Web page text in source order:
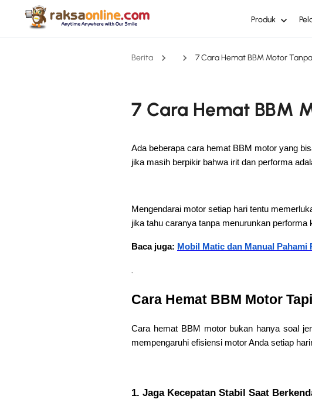
Produk
Berita 7 Cara Hemat BBM Motor
7 Cara Hemat BBM
Ada beberapa cara hemat BBM motor yang
jika masih berpikir bahwa irit dan performa
Mengendarai motor setiap hari tentu
jika tahu caranya tanpa menurunkan performa
Baca juga: Mobil Matic dan Manual Pahami
.
Cara Hemat BBM Motor
Cara hemat BBM motor bukan hanya soal
mempengaruhi efisiensi motor Anda setiap
1. Jaga Kecepatan Stabil Saat